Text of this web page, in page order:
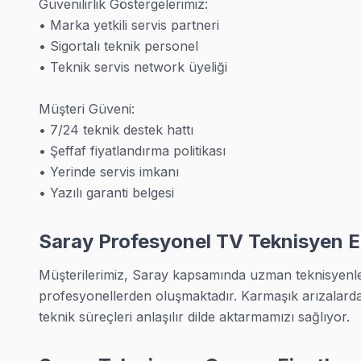
• 32 inçten 85 inçe kadar tüm boyutlar
Arıza türü fark etmiyor: panel tamiri, anakart onarımı,
En Sık Karşılaşılan TV Arızaları
Saray müşterilerimizden gelen arızalar genelde şu
• Güç sorunu: TV düğmeye basmıyor, ışık yanıp
• Görüntü sorunu: Ekranın yarısı karanlık, renk
• Uzaktan kumanda tanımıyor, butonlar yanıt
» Sorununuz bunların dışındaysa da arayın —
Yerinde TV Tamiri
Saray'ın her mahallesine gidiyoruz — akıllı TV'nizi
• TEM Otoyolu ve İstanbul-Edirne Yolu ve Devlet Yolu
• Aynı gün randevu, çoğunlukla 1-2 saat içinde kapınızda
Güvenilirlik Göstergelerimiz:
• Marka yetkili servis partneri
• Sigortalı teknik personel
• Teknik servis network üyeliği
Müşteri Güveni:
• 7/24 teknik destek hattı
• Şeffaf fiyatlandırma politikası
• Yerinde servis imkanı
• Yazılı garanti belgesi
Saray Profesyonel TV Teknisyen
Müşterilerimiz, Saray kapsamında uzman
profesyonellerden oluşmaktadır. Karmaşık
teknik süreçleri anlaşılır dilde aktarmamızı sağlıyor.